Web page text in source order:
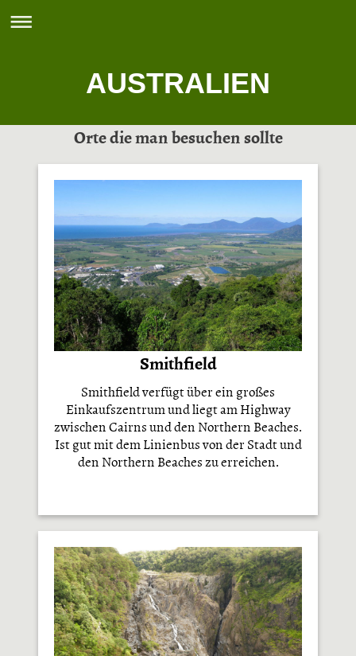
AUSTRALIEN
Orte die man besuchen sollte
Smithfield
Smithfield verfügt über ein großes
Einkaufszentrum und liegt am Highway
zwischen Cairns und den Northern Beaches.
Ist gut mit dem Linienbus von der Stadt und
den Northern Beaches zu erreichen.